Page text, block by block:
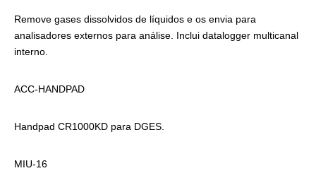
Remove gases dissolvidos de líquidos e os envia para
analisadores externos para análise. Inclui datalogger multicanal
interno.
ACC-HANDPAD
Handpad CR1000KD para DGES.
MIU-16